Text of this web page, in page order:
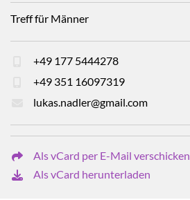
Treff für Männer
+49 177 5444278
+49 351 16097319
lukas.nadler@gmail.com
Als vCard per E-Mail verschicken
Als vCard herunterladen